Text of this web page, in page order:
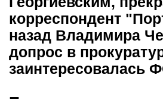
корреспондент
назад Владимира
допрос в
заинтересовалась